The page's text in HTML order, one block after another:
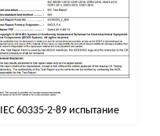
IEC 60335-2-89 испытание